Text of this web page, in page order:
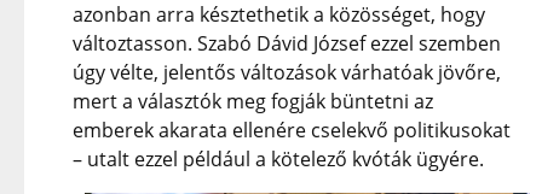
azonban arra késztethetik a közösséget, hogy
változtasson. Szabó Dávid József ezzel szemben
úgy vélte, jelentős változások várhatóak jövőre,
mert a választók meg fogják büntetni az
emberek akarata ellenére cselekvő politikusokat
– utalt ezzel például a kötelező kvóták ügyére.